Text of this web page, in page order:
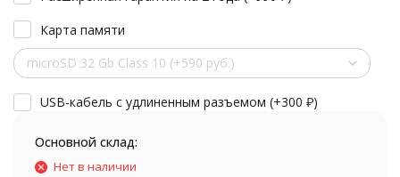
Карта памяти
microSD 32 Gb Class 10 (+590 руб.)
USB-кабель с удлиненным разъемом (+300 ₽)
Основной склад:
Нет в наличии